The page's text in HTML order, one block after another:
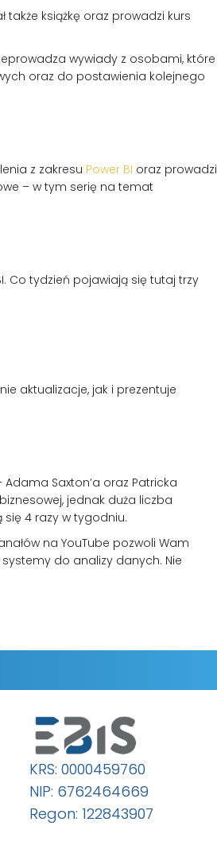
także książkę oraz prowadzi kurs
wywiady z osobami, które
oraz do postawienia kolejnego
z zakresu Power BI oraz prowadzi
– w tym serię na temat
Co tydzień pojawiają się tutaj trzy
aktualizacje, jak i prezentuje
Saxton’a oraz Patricka
jednak duża liczba
się 4 razy w tygodniu.
na YouTube pozwoli Wam
do analizy danych. Nie
KRS: 0000459760
NIP: 6762464669
Regon: 122843907